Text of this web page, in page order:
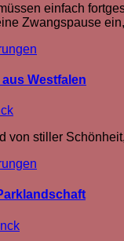
einfach
Zwangspause
Westfalen
von stiller